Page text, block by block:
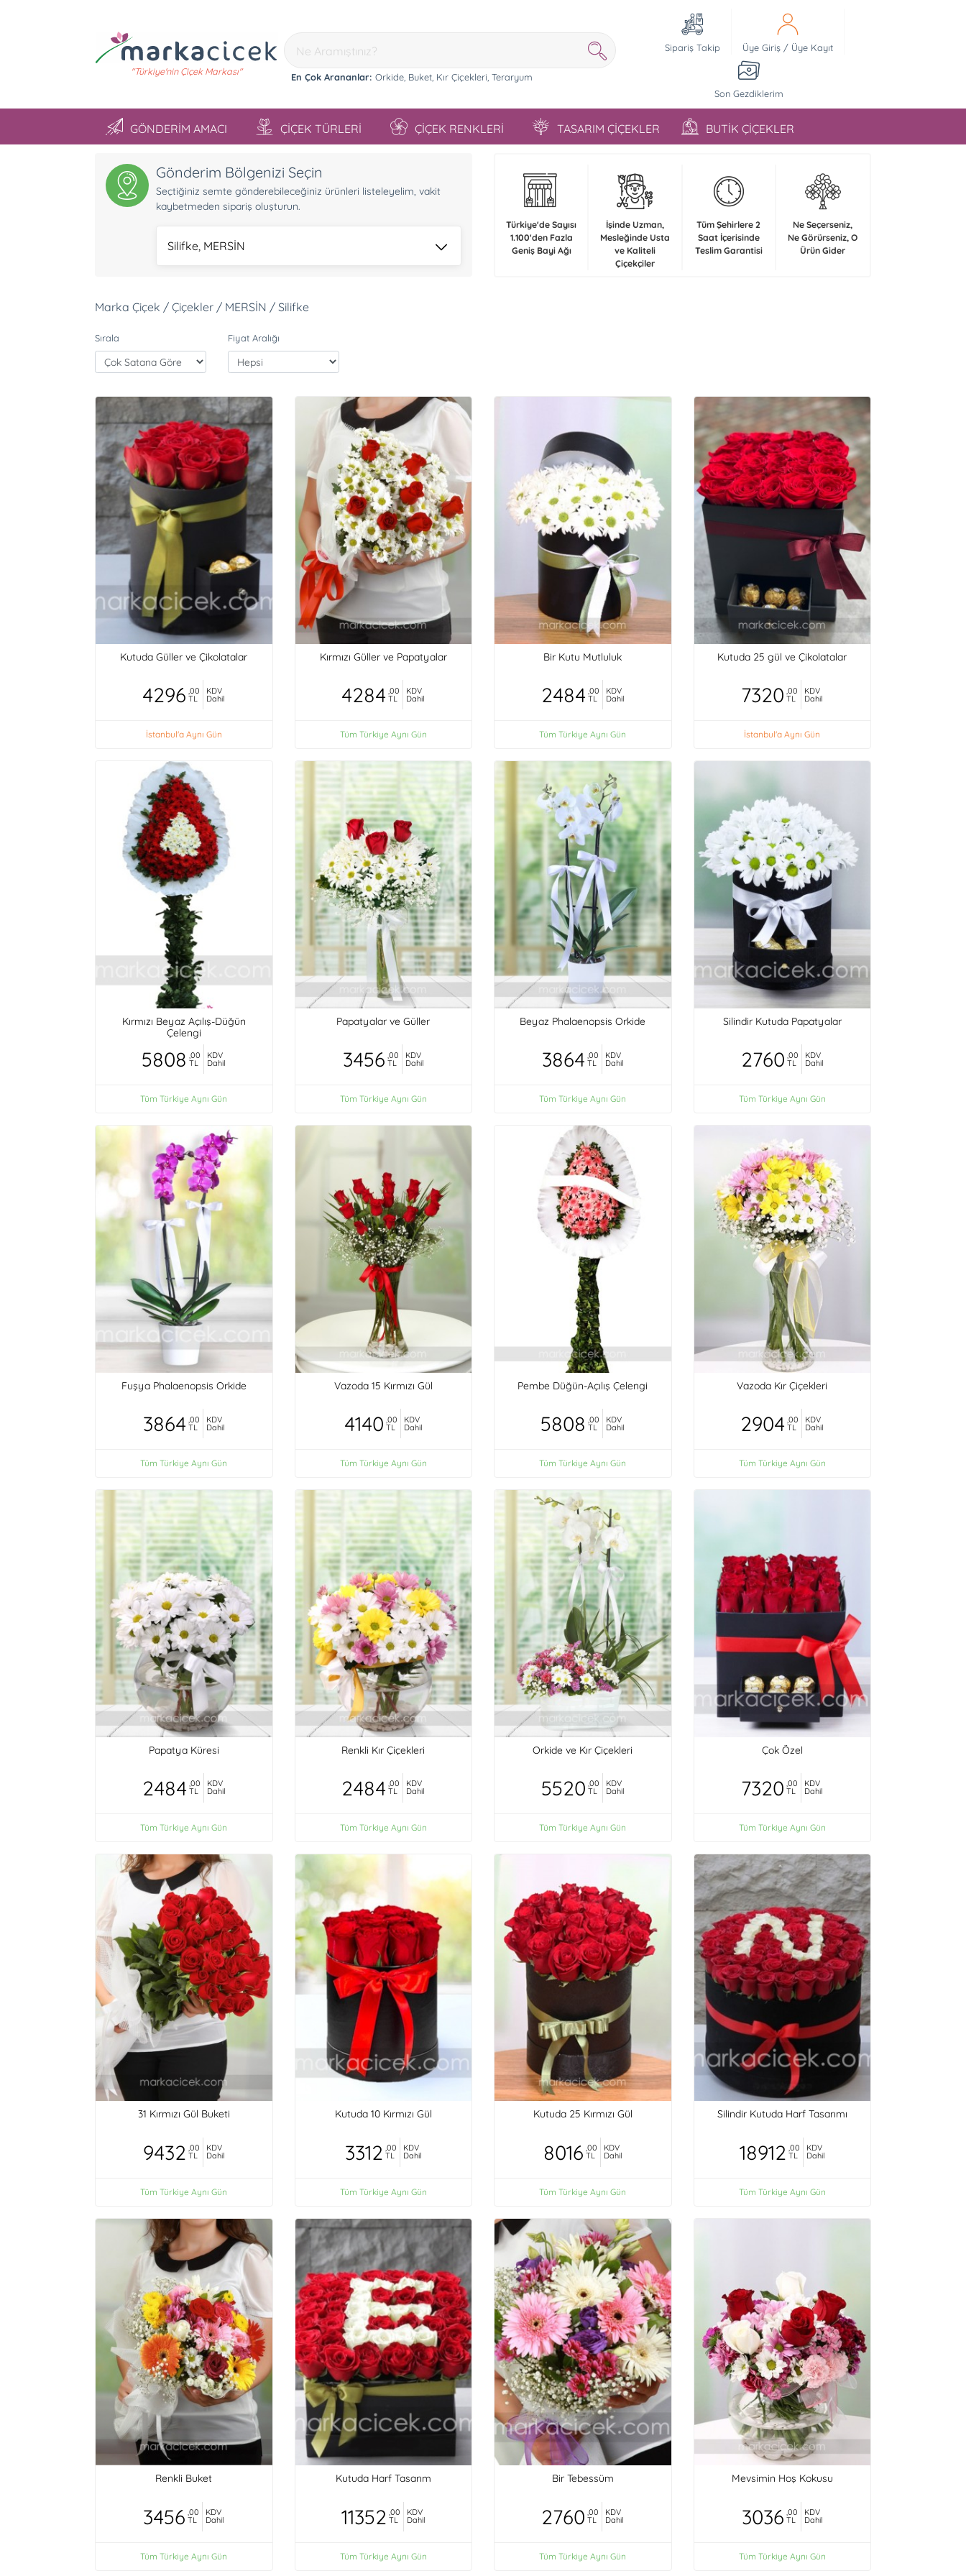
"Türkiye'nin Çiçek Markası" En Çok Arananlar: Orkide, Buket, Kır Çiçekleri, Teraryum
Sipariş Takip Üye Giriş/ Üye Kayıt
Son Gezdiklerim
GÖNDERİM AMACI ÇİÇEK TÜRLERİ ÇİÇEK RENKLERİ TASARIM ÇİÇEKLER BUTİK ÇİÇEKLER
Gönderim Bölgenizi Seçin
Seçtiğiniz semte gönderebileceğiniz ürünleri listeleyelim, vakit
kaybetmeden sipariş oluşturun.
Silifke, MERSİN
Türkiye'de Sayısı
1.100'den Fazla
Geniş Bayi Ağı
İşinde Uzman,
Mesleğinde Usta
ve Kaliteli
Çiçekçiler
Tüm Şehirlere 2
Saat İçerisinde
Teslim Garantisi
Ne Seçerseniz,
Ne Görürseniz, O
Ürün Gider
Marka Çiçek / Çiçekler / MERSİN / Silifke
Sırala Fiyat Aralığı
Kutuda Güller ve Çikolatalar
4296 ,00
TL
KDV
Dahil
İstanbul'a Aynı Gün
Kırmızı Güller ve Papatyalar
4284 ,00
TL
KDV
Dahil
Tüm Türkiye Aynı Gün
Bir Kutu Mutluluk
2484 ,00
TL
KDV
Dahil
Tüm Türkiye Aynı Gün
Kutuda 25 gül ve Çikolatalar
7320 ,00
TL
KDV
Dahil
İstanbul'a Aynı Gün
Kırmızı Beyaz Açılış-Düğün
Çelengi
5808 ,00
TL
KDV
Dahil
Tüm Türkiye Aynı Gün
Papatyalar ve Güller
3456 ,00
TL
KDV
Dahil
Tüm Türkiye Aynı Gün
Beyaz Phalaenopsis Orkide
3864 ,00
TL
KDV
Dahil
Tüm Türkiye Aynı Gün
Silindir Kutuda Papatyalar
2760 ,00
TL
KDV
Dahil
Tüm Türkiye Aynı Gün
Fuşya Phalaenopsis Orkide
3864 ,00
TL
KDV
Dahil
Tüm Türkiye Aynı Gün
Vazoda 15 Kırmızı Gül
4140 ,00
TL
KDV
Dahil
Tüm Türkiye Aynı Gün
Pembe Düğün-Açılış Çelengi
5808 ,00
TL
KDV
Dahil
Tüm Türkiye Aynı Gün
Vazoda Kır Çiçekleri
2904 ,00
TL
KDV
Dahil
Tüm Türkiye Aynı Gün
Papatya Küresi
2484 ,00
TL
KDV
Dahil
Tüm Türkiye Aynı Gün
Renkli Kır Çiçekleri
2484 ,00
TL
KDV
Dahil
Tüm Türkiye Aynı Gün
Orkide ve Kır Çiçekleri
5520 ,00
TL
KDV
Dahil
Tüm Türkiye Aynı Gün
Çok Özel
7320 ,00
TL
KDV
Dahil
Tüm Türkiye Aynı Gün
31 Kırmızı Gül Buketi
9432 ,00
TL
KDV
Dahil
Tüm Türkiye Aynı Gün
Kutuda 10 Kırmızı Gül
3312 ,00
TL
KDV
Dahil
Tüm Türkiye Aynı Gün
Kutuda 25 Kırmızı Gül
8016 ,00
TL
KDV
Dahil
Tüm Türkiye Aynı Gün
Silindir Kutuda Harf Tasarımı
18912 ,00
TL
KDV
Dahil
Tüm Türkiye Aynı Gün
Renkli Buket
3456 ,00
TL
KDV
Dahil
Tüm Türkiye Aynı Gün
Kutuda Harf Tasarım
11352 ,00
TL
KDV
Dahil
Tüm Türkiye Aynı Gün
Bir Tebessüm
2760 ,00
TL
KDV
Dahil
Tüm Türkiye Aynı Gün
Mevsimin Hoş Kokusu
3036 ,00
TL
KDV
Dahil
Tüm Türkiye Aynı Gün